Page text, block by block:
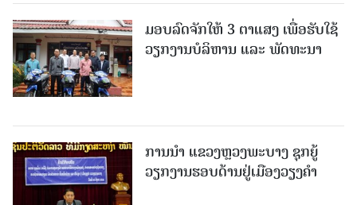
ມອບລົດຈັກໃຫ້ 3 ຕາແສງ ເພື່ອຮັບໃຊ້
ວຽກງານບໍລິຫານ ແລະ ພັດທະນາ
ການນຳ ແຂວງຫຼວງພະບາງ ຊຸກຍູ້
ວຽກງານຮອບດ້ານຢູ່ເມືອງວຽງຄໍາ